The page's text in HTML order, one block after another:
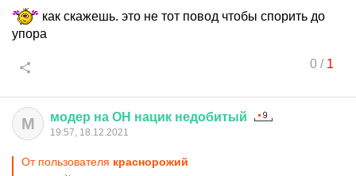
как скажешь. это не тот повод чтобы спорить до
упора
0/ 1
М модер на ОН нацик недобитый
19:57, 18.12.2021
От пользователя краснорожий